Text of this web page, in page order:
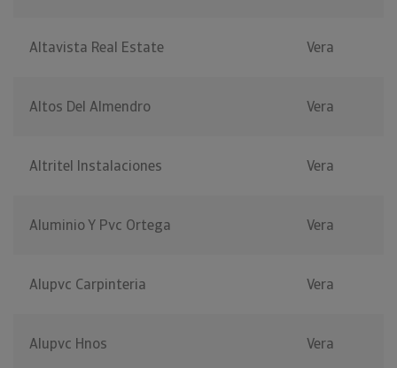
Altavista Real Estate Vera
Altos Del Almendro Vera
Altritel Instalaciones Vera
Aluminio Y Pvc Ortega Vera
Alupvc Carpinteria Vera
Alupvc Hnos Vera